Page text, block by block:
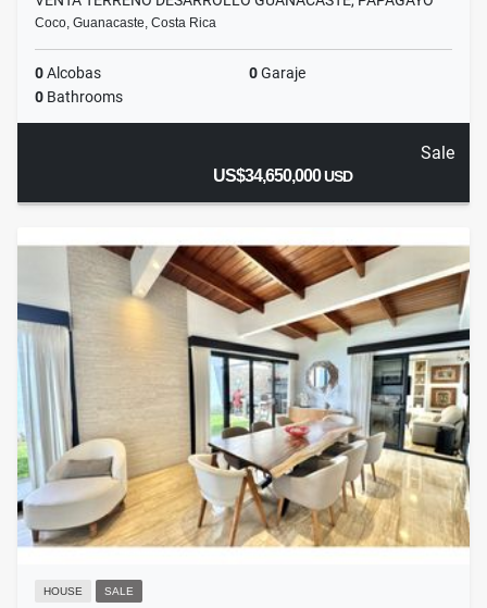
Coco, Guanacaste, Costa Rica
0Alcobas 0Garaje
0 Bathrooms
Sale
US$34,650,000USD
HOUSE SALE